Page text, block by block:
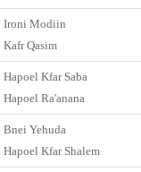
Ironi Modiin
Kafr Qasim
Hapoel Kfar Saba
Hapoel Ra'anana
Bnei Yehuda
Hapoel Kfar Shalem